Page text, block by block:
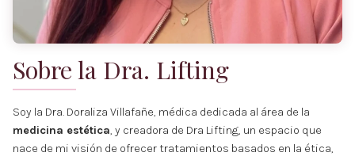
Sobre la Dra. Lifting
Soy la Dra. Doraliza Villafañe, médica dedicada al área de la
medicina estética, y creadora de Dra Lifting, un espacio que
nace de mi visión de ofrecer tratamientos basados en la ética,